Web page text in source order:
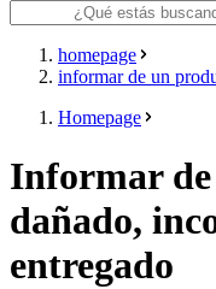
homepage
informar de un
Homepage
Informar
dañado,
entregado